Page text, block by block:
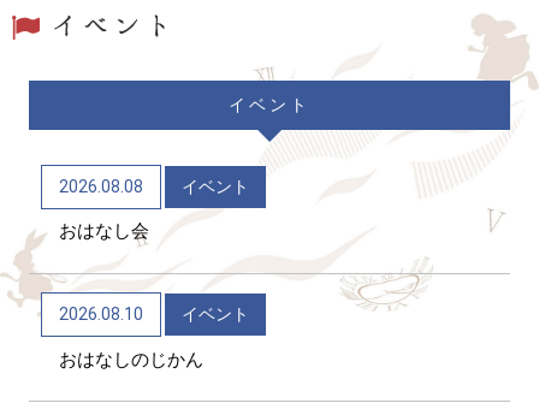
話と絵本展」（7/10～9/14）
トピックス
かごしま近代文学館 企画展「Let’s go to the
mountains！～作家×山～」（12/9～R9/6/21）
2026/06/04
かごしま近代文学館 テーマ展「向田邦子日本を旅
する～Bon Voyage～」（11/1～R9/3/15）
2026/06/01 トピックス
イベント
2026.08.08 イベント
おはなし会
2026.08.10 イベント
おはなしのじかん